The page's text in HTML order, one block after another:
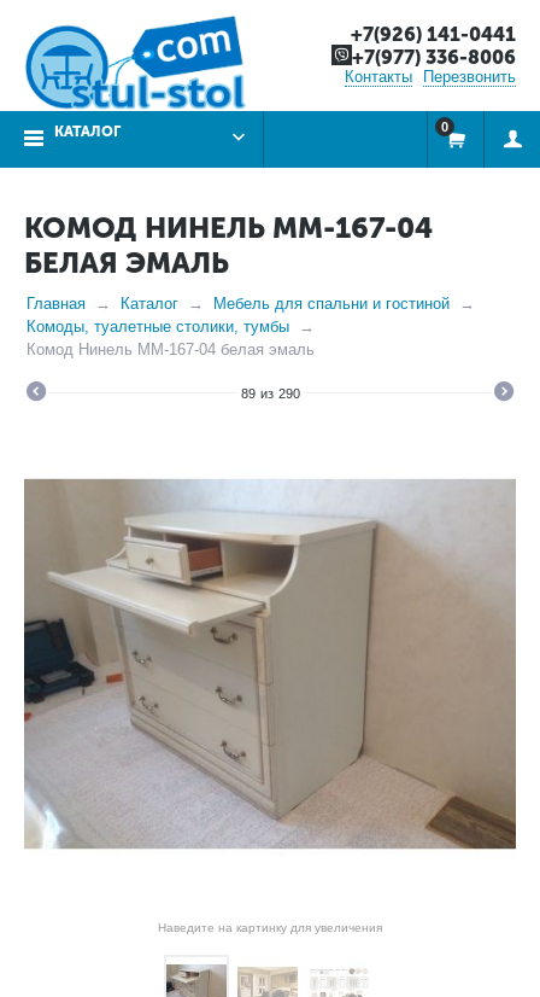
+7(926) 141-0441
+7(977) 336-8006
Контакты Перезвонить
КАТАЛОГ 0
КОМОД НИНЕЛЬ ММ-167-04
БЕЛАЯ ЭМАЛЬ
Главная Каталог
Мебель для спальни и гостиной
Комоды, туалетные столики, тумбы
Комод Нинель ММ-167-04 белая эмаль
89 из 290
Наведите на картинку для увеличения